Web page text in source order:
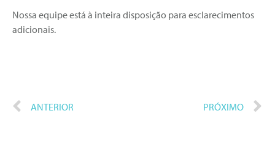
Nossa equipe está à inteira disposição para esclarecimentos
adicionais.
ANTERIOR PRÓXIMO